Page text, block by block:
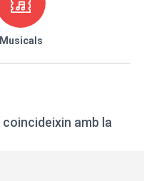
Musicals
amb la